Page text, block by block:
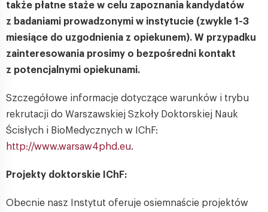
także płatne staże w celu zapoznania kandydatów
z badaniami prowadzonymi w instytucie (zwykle 1-3
miesiące do uzgodnienia z opiekunem). W przypadku
zainteresowania prosimy o bezpośredni kontakt
z potencjalnymi opiekunami.
Szczegółowe informacje dotyczące warunków i trybu
rekrutacji do Warszawskiej Szkoły Doktorskiej Nauk
Ścisłych i BioMedycznych w IChF:
http://www.warsaw4phd.eu.
Projekty doktorskie IChF:
Obecnie nasz Instytut oferuje osiemnaście projektów